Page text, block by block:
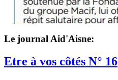
Le journal Aid'Aisne:
Etre à vos côtés N° 16